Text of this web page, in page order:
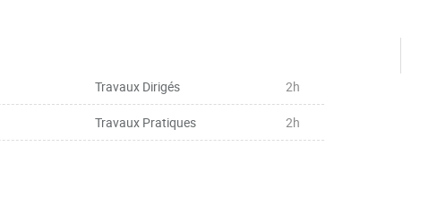
Travaux Dirigés 2h
Travaux Pratiques 2h